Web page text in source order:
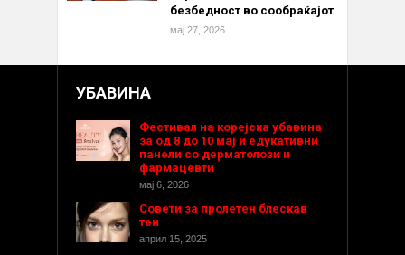
безбедност во сообраќајот
мај 27, 2026
УБАВИНА
Фестивал на корејска убавина
за од 8 до 10 мај и едукативни
панели со дерматолози и
фармацевти
мај 6, 2026
Совети за пролетен блескав
тен
април 15, 2025